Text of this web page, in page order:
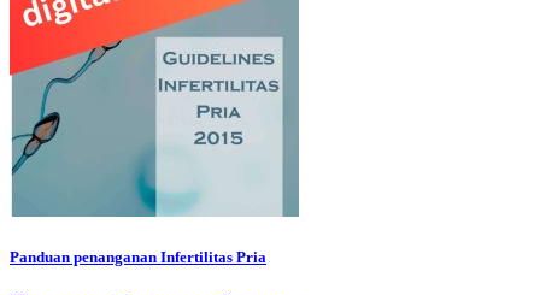
Panduan penanganan Infertilitas Pria